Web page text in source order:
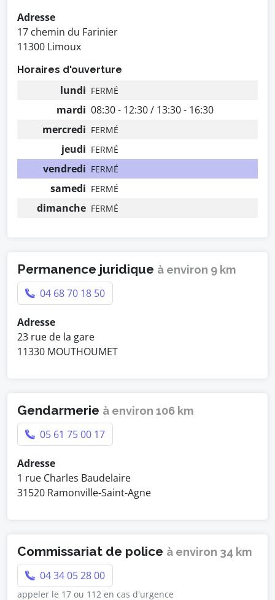
Adresse
17 chemin du Farinier
11300 Limoux
Horaires d'ouverture
lundi FERMÉ
mardi 08:30 - 12:30 / 13:30 - 16:30
mercredi FERMÉ
jeudi FERMÉ
vendredi FERMÉ
samedi FERMÉ
dimanche FERMÉ
Permanence juridique à environ 9 km
04 68 70 18 50
Adresse
23 rue de la gare
11330 MOUTHOUMET
Gendarmerie à environ 106 km
05 61 75 00 17
Adresse
1 rue Charles Baudelaire
31520 Ramonville-Saint-Agne
Commissariat de police à environ 34 km
04 34 05 28 00
appeler le 17 ou 112 en cas d'urgence